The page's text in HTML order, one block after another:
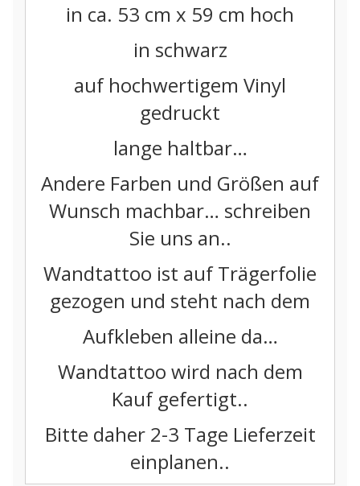
in ca. 53 cm x 59 cm hoch
in schwarz
auf hochwertigem Vinyl
gedruckt
lange haltbar…
Andere Farben und Größen auf
Wunsch machbar… schreiben
Sie uns an..
Wandtattoo ist auf Trägerfolie
gezogen und steht nach dem
Aufkleben alleine da…
Wandtattoo wird nach dem
Kauf gefertigt..
Bitte daher 2-3 Tage Lieferzeit
einplanen..